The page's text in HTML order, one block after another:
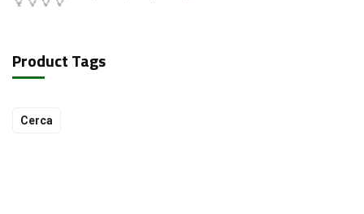
Product Tags
Cerca